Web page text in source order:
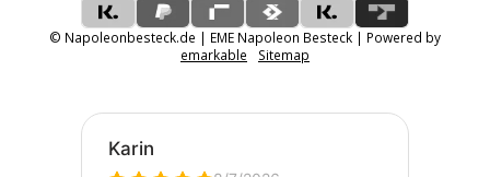
© Napoleonbesteck.de | EME Napoleon Besteck | Powered by
emarkable
Sitemap